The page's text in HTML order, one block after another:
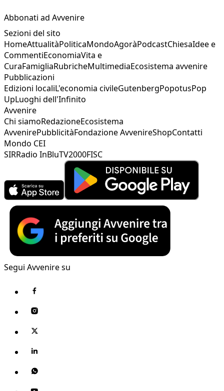
Abbonati ad Avvenire
Sezioni del sito
HomeAttualitàPoliticaMondoAgoràPodcastChiesaIdee e
CommentiEconomiaVita e
CuraFamigliaRubricheMultimediaEcosistema avvenire
Pubblicazioni
Edizioni localiL'economia civileGutenbergPopotusPop
UpLuoghi dell'Infinito
Avvenire
Chi siamoRedazioneEcosistema
AvvenirePubblicitàFondazione AvvenireShopContatti
Mondo CEI
SIRRadio InBluTV2000FISC
Segui Avvenire su